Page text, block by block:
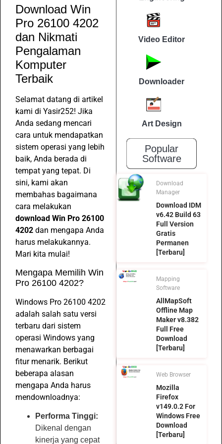
Download Win
Pro 26100 4202
dan Nikmati
Pengalaman
Komputer
Terbaik
Selamat datang di artikel
kami di Yasir252! Jika
Anda sedang mencari
cara untuk mendapatkan
sistem operasi yang lebih
baik, Anda berada di
tempat yang tepat. Di
sini, kami akan
membahas bagaimana
cara melakukan
download Win Pro 26100
4202 dan mengapa Anda
harus melakukannya.
Mari kita mulai!
Mengapa Memilih Win
Pro 26100 4202?
Windows Pro 26100 4202
adalah salah satu versi
terbaru dari sistem
operasi Windows yang
menawarkan berbagai
fitur menarik. Berikut
beberapa alasan
mengapa Anda harus
mendownloadnya:
Performa Tinggi:
Dikenal dengan
kinerja yang cepat
Video Editor
Downloader
Art Design
Popular
Software
Download
Manager
Download IDM
v6.42 Build 63
Full Version
Gratis
Permanen
[Terbaru]
Mapping
Software
AllMapSoft
Offline Map
Maker v8.382
Full Free
Download
[Terbaru]
Web Browser
Mozilla
Firefox
v149.0.2 For
Windows Free
Download
[Terbaru]